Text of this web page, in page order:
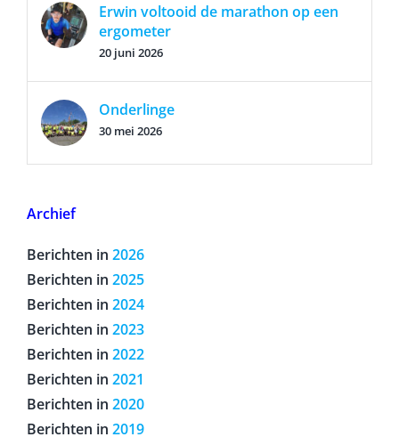
Erwin voltooid de marathon op een
ergometer
20 juni 2026
Onderlinge
30 mei 2026
Archief
Berichten in 2026
Berichten in 2025
Berichten in 2024
Berichten in 2023
Berichten in 2022
Berichten in 2021
Berichten in 2020
Berichten in 2019